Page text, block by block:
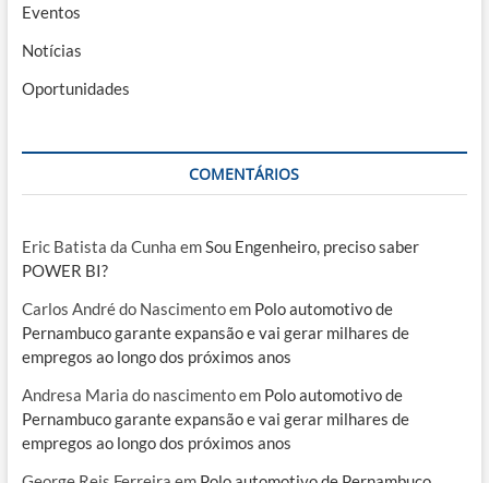
Eventos
Notícias
Oportunidades
COMENTÁRIOS
Eric Batista da Cunha emSou Engenheiro, preciso saber
POWER BI?
Carlos André do Nascimentoem Polo automotivo de
Pernambuco garante expansão e vai gerar milhares de
empregos ao longo dos próximos anos
Andresa Maria do nascimentoem Polo automotivo de
Pernambuco garante expansão e vai gerar milhares de
empregos ao longo dos próximos anos